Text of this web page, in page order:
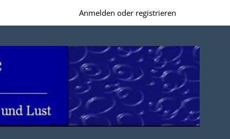
Anmelden oder registrieren